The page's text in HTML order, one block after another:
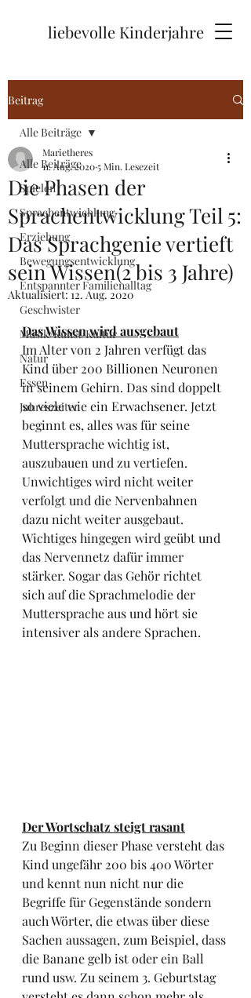
liebevolle Kinderjahre
Beitrag
Alle Beiträge
Spielen
Sprachentwichlung
Erziehung
Bewegungsentwicklung
Entspannter Familienalltag
Geschwister
Musik/Kunst/Kultur
Natur
Essen
Jahreszeiten
Alle Beiträge
Die Phasen der
Sprachentwicklung Teil 5:
Das Sprachgenie vertieft
sein Wissen(2 bis 3 Jahre)
Marietheres
11. Aug. 20205 Min. Lesezeit
Aktualisiert:12. Aug. 2020
Das Wissen wird ausgebaut
Im Alter von 2 Jahren verfügt das
Kind über 200 Billionen Neuronen
in seinem Gehirn. Das sind doppelt
so viele wie ein Erwachsener. Jetzt
beginnt es, alles was für seine
Muttersprache wichtig ist,
auszubauen und zu vertiefen.
Unwichtiges wird nicht weiter
verfolgt und die Nervenbahnen
dazu nicht weiter ausgebaut.
Wichtiges hingegen wird geübt und
das Nervennetz dafür immer
stärker. Sogar das Gehör richtet
sich auf die Sprachmelodie der
Muttersprache aus und hört sie
intensiver als andere Sprachen.
Der Wortschatz steigt rasant
Zu Beginn dieser Phase versteht das
Kind ungefähr 200 bis 400 Wörter
und kennt nun nicht nur die
Begriffe für Gegenstände sondern
auch Wörter, die etwas über diese
Sachen aussagen, zum Beispiel, dass
die Banane gelb ist oder ein Ball
rund usw. Zu seinem 3. Geburtstag